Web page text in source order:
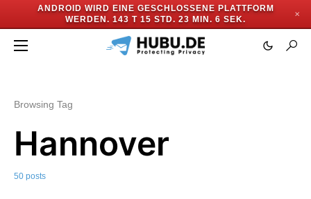
ANDROID WIRD EINE GESCHLOSSENE PLATTFORM
WERDEN. 143 T 15 STD. 23 MIN. 3 SEK.
✕
Browsing Tag
Hannover
50 posts